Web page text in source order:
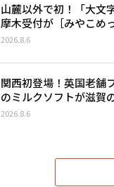
山麓以外で初！「大文
摩木受付が［みやこめ
2026.8.6
関西初登場！英国老舗
のミルクソフトが滋賀
2026.8.6